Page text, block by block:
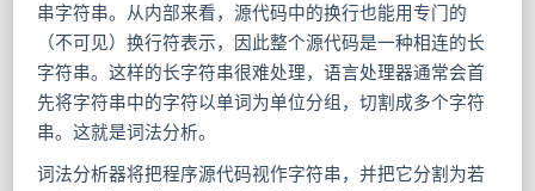
串字符串。从内部来看，源代码中的换行也能用专门的
（不可见）换行符表示，因此整个源代码是一种相连的长
字符串。这样的长字符串很难处理，语言处理器通常会首
先将字符串中的字符以单词为单位分组，切割成多个字符
串。这就是词法分析。
词法分析器将把程序源代码视作字符串，并把它分割为若